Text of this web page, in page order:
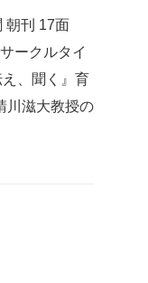
朝刊 17面
ークルタイ
、聞く』育
川滋大教授の